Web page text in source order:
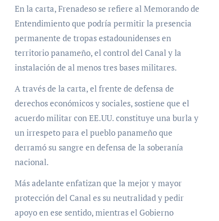
En la carta, Frenadeso se refiere al Memorando de
Entendimiento que podría permitir la presencia
permanente de tropas estadounidenses en
territorio panameño, el control del Canal y la
instalación de al menos tres bases militares.
A través de la carta, el frente de defensa de
derechos económicos y sociales, sostiene que el
acuerdo militar con EE.UU. constituye una burla y
un irrespeto para el pueblo panameño que
derramó su sangre en defensa de la soberanía
nacional.
Más adelante enfatizan que la mejor y mayor
protección del Canal es su neutralidad y pedir
apoyo en ese sentido, mientras el Gobierno